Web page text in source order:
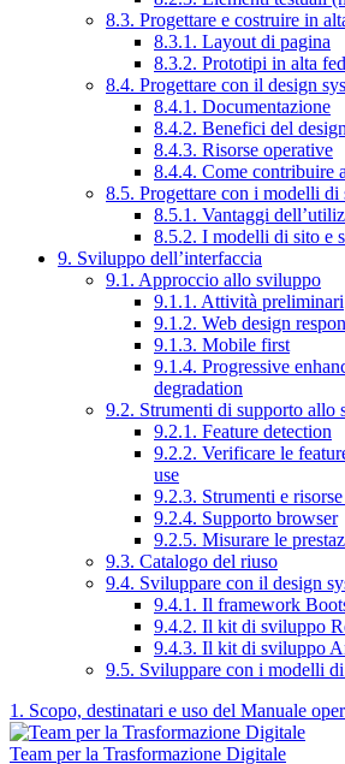
8.3. Progettare e costruire in
8.3.1. Layout di pagina
8.3.2. Prototipi in alta
8.4. Progettare con il design
8.4.1. Documentazione
8.4.2. Benefici del
8.4.3. Risorse operative
8.4.4. Come contribuire
8.5. Progettare con i modelli di
8.5.1. Vantaggi
8.5.2. I modelli di sito e
9. Sviluppo dell’interfaccia
9.1. Approccio allo sviluppo
9.1.1. Attività preliminari
9.1.2. Web design
9.1.3. Mobile first
9.1.4. Progressive
degradation
9.2. Strumenti di supporto allo
9.2.1. Feature detection
9.2.2. Verificare le
use
9.2.3. Strumenti e
9.2.4. Supporto browser
9.2.5. Misurare le
9.3. Catalogo del riuso
9.4. Sviluppare con il design
9.4.1. Il framework
9.4.2. Il kit di sviluppo
9.4.3. Il kit di sviluppo
9.5. Sviluppare con i modelli
1. Scopo, destinatari e uso del Manuale
Team per la Trasformazione Digitale